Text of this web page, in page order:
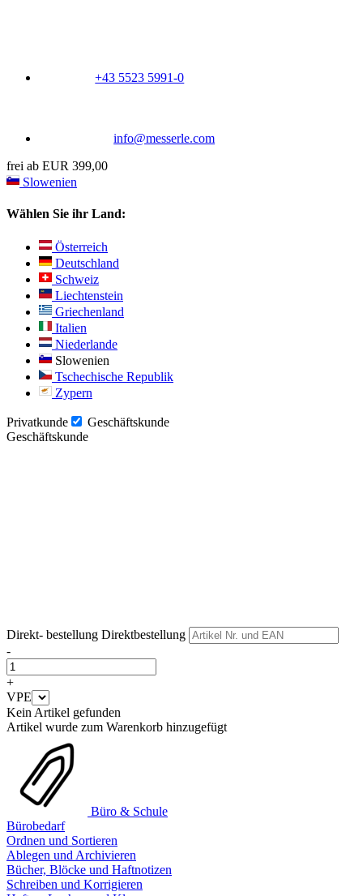
+43 5523 5991-0
info@messerle.com
frei ab EUR 399,00
Slowenien
Wählen Sie ihr Land:
Österreich
Deutschland
Schweiz
Liechtenstein
Griechenland
Italien
Niederlande
Slowenien
Tschechische Republik
Zypern
Privatkunde
Geschäftskunde
Geschäftskunde
Direkt- bestellung Direktbestellung
-
+
VPE
Kein Artikel gefunden
Artikel wurde zum Warenkorb hinzugefügt
Büro & Schule
Bürobedarf
Ordnen und Sortieren
Ablegen und Archivieren
Bücher, Blöcke und Haftnotizen
Schreiben und Korrigieren